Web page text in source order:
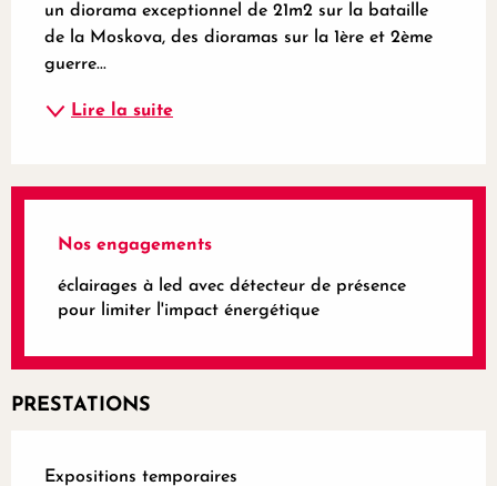
un diorama exceptionnel de 21m2 sur la bataille
de la Moskova, des dioramas sur la 1ère et 2ème
guerre...
Lire la suite
Nos engagements
éclairages à led avec détecteur de présence
pour limiter l'impact énergétique
PRESTATIONS
Expositions temporaires